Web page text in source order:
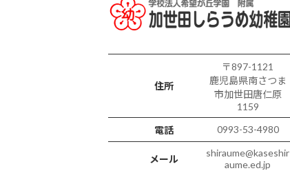
住所
〒897-1121
鹿児島県南さつま
市加世田唐仁原
1159
電話
0993-53-4980
メール
shiraume@kaseshir
aume.ed.jp